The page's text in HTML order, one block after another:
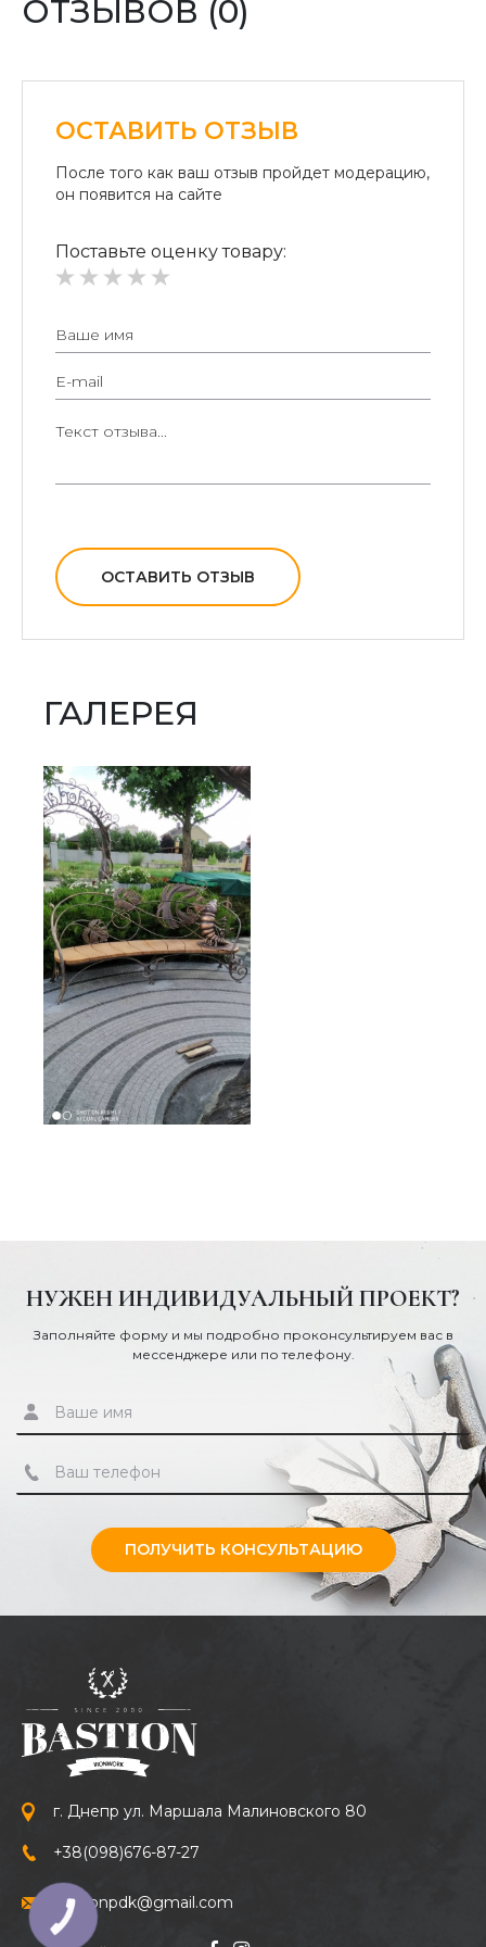
«Райффайзен Банк Аваль»
Безналичный расчет для юридических лиц:
ОТЗЫВОВ (0)
ОСТАВИТЬ ОТЗЫВ
После того как ваш отзыв пройдет модерацию,
он появится на сайте
Поставьте оценку товару:
ОСТАВИТЬ ОТЗЫВ
ГАЛЕРЕЯ
НУЖЕН ИНДИВИДУАЛЬНЫЙ ПРОЕКТ?
Заполняйте форму и мы подробно проконсультируем вас в
мессенджере или по телефону.
ПОЛУЧИТЬ КОНСУЛЬТАЦИЮ
г. Днепр ул. Маршала Малиновского 80
+38(098)676-87-27
bastionpdk@gmail.com